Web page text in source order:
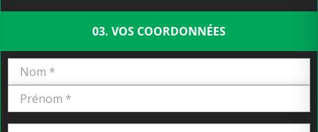
03. VOS COORDONNÉES